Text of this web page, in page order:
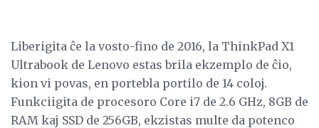
Liberigita ĉe la vosto-fino de 2016, la ThinkPad X1
Ultrabook de Lenovo estas brila ekzemplo de ĉio,
kion vi povas, en portebla portilo de 14 coloj.
Funkciigita de procesoro Core i7 de 2.6 GHz, 8GB de
RAM kaj SSD de 256GB, ekzistas multe da potenco